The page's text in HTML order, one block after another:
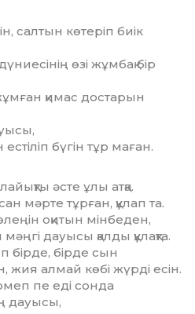
салтын көтеріп биік
өзі жұмбақ бір
қимас достарын
бүгін тұр маған.
әсте ұлы атқа.
мәрте тұрған, құлап та.
оқитын мінбеден,
дауысы қалды құлақта.
бірде, бірде сын
жия алмай көбі жүрді есін.
пе еді сонда
дауысы,